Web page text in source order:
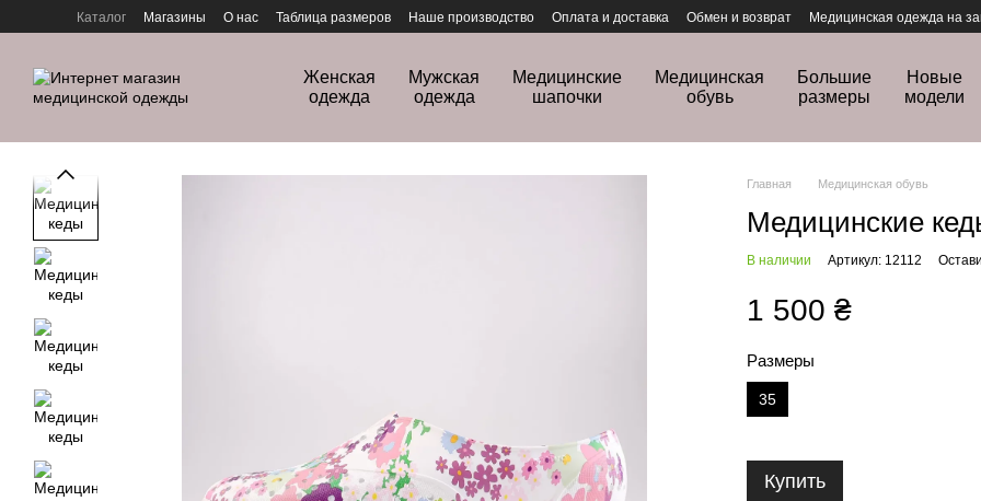
Перейти к основному контенту
Каталог Магазины О нас Таблица размеров Наше производство Оплата и доставка Обмен и возврат
Медицинская одежда на
Женская
одежда
Мужская
одежда
Медицинские
шапочки
Медицинская
обувь
Большие
размеры
Новые
модели
Главная Медицинская обувь
Медицинские
В наличии Артикул: 12112
1 500 ₴
Размеры
35
Купить